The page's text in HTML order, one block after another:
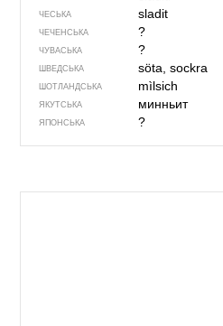
ЧЕСЬКА sladit
ЧЕЧЕНСЬКА ?
ЧУВАСЬКА ?
ШВЕДСЬКА söta, sockra
ШОТЛАНДСЬКА mìlsich
ЯКУТСЬКА минньит
ЯПОНСЬКА ?